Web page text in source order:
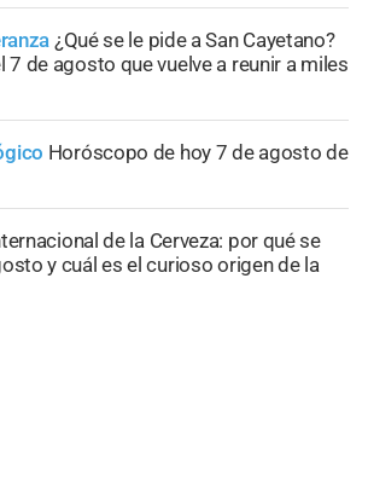
¿Qué se le pide a San Cayetano?
7 de agosto que vuelve a reunir a miles
Horóscopo de hoy 7 de agosto de
de la Cerveza: por qué se
y cuál es el curioso origen de la